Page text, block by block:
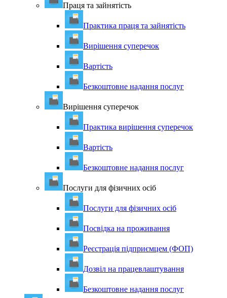
Праця та зайнятість
Практика праця та зайнятість
Вирішення суперечок
Вартість
Безкоштовне надання послуг
Вирішення суперечок
Практика вирішення суперечок
Вартість
Безкоштовне надання послуг
Послуги для фізичних осіб
Послуги для фізичних осіб
Посвідка на проживання
Реєстрація підприємцем (ФОП)
Дозвіл на працевлаштування
Безкоштовне надання послуг